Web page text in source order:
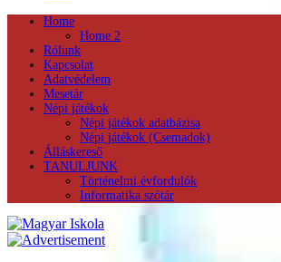
Home
Home 2
Rólunk
Kapcsolat
Adatvédelem
Mesetár
Népi játékok
Népi játékok adatbázisa
Népi játékok (Csemadok)
Álláskereső
TANULJUNK
Történelmi évfordulók
Informatika szótár